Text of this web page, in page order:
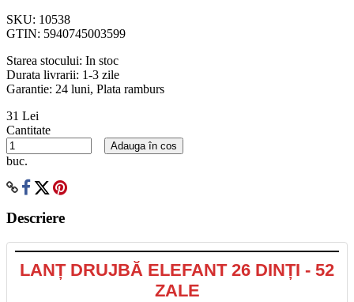
SKU: 10538
GTIN: 5940745003599
Starea stocului: In stoc
Durata livrarii: 1-3 zile
Garantie: 24 luni, Plata ramburs
31 Lei
Cantitate
buc.
Adauga în cos
Descriere
LANȚ DRUJBĂ ELEFANT 26 DINȚI - 52
ZALE